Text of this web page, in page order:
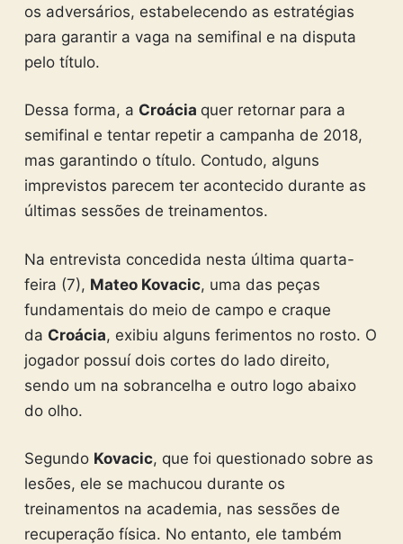
os adversários, estabelecendo as estratégias
para garantir a vaga na semifinal e na disputa
pelo título.
Dessa forma, a Croácia quer retornar para a
semifinal e tentar repetir a campanha de 2018,
mas garantindo o título. Contudo, alguns
imprevistos parecem ter acontecido durante as
últimas sessões de treinamentos.
Na entrevista concedida nesta última quarta-
feira (7), Mateo Kovacic, uma das peças
fundamentais do meio de campo e craque
da Croácia, exibiu alguns ferimentos no rosto. O
jogador possuí dois cortes do lado direito,
sendo um na sobrancelha e outro logo abaixo
do olho.
Segundo Kovacic, que foi questionado sobre as
lesões, ele se machucou durante os
treinamentos na academia, nas sessões de
recuperação física. No entanto, ele também